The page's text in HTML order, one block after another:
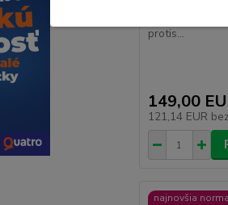
protis...
149,00
121,14 EUR
najnovšia